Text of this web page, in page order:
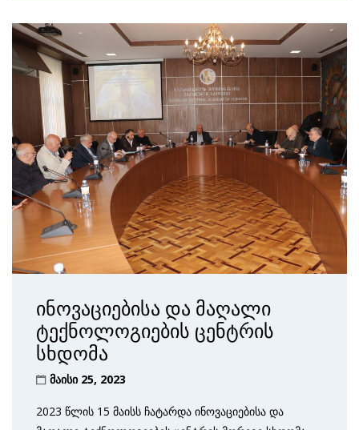
ინოვაციებისა და მაღალი
ტექნოლოგიების ცენტრის
სხდომა
მაისი 25, 2023
2023 წლის 15 მაისს ჩატარდა ინოვაციებისა და